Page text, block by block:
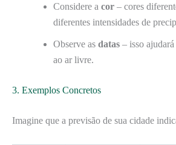
Considere a cor – cores
diferentes intensidades de
Observe as datas – isso
ao ar livre.
3. Exemplos Concretos
Imagine que a previsão de sua cidade